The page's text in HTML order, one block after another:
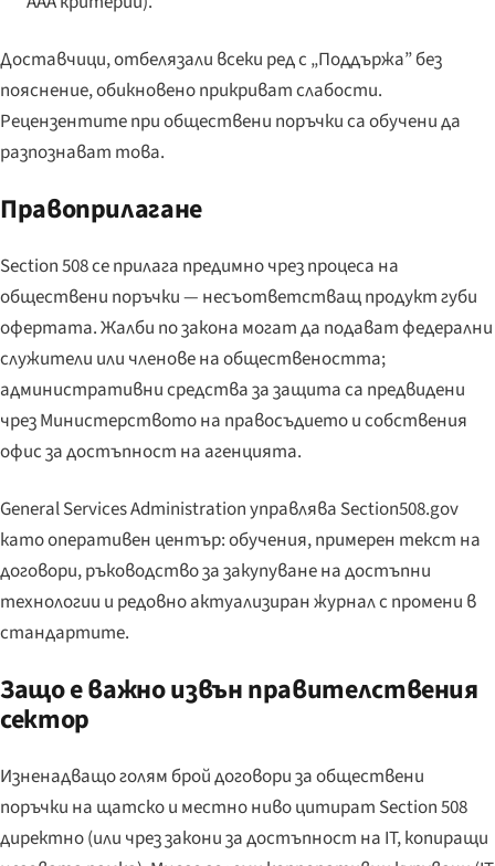
Доставчици, отбелязали всеки ред с „Поддържа” без
пояснение, обикновено прикриват слабости.
Рецензентите при обществени поръчки са обучени да
разпознават това.
Правоприлагане
Section 508 се прилага предимно чрез процеса на
обществени поръчки — несъответстващ продукт губи
офертата. Жалби по закона могат да подават федерални
служители или членове на обществеността;
административни средства за защита са предвидени
чрез Министерството на правосъдието и собствения
офис за достъпност на агенцията.
General Services Administrationуправлява Section508.gov
като оперативен център: обучения, примерен текст на
договори, ръководство за закупуване на достъпни
технологии и редовно актуализиран журнал с промени в
стандартите.
Защо е важно извън правителствения
сектор
Изненадващо голям брой договори за обществени
поръчки на щатско и местно ниво цитират Section 508
директно (или чрез закони за достъпност на IT, копиращи